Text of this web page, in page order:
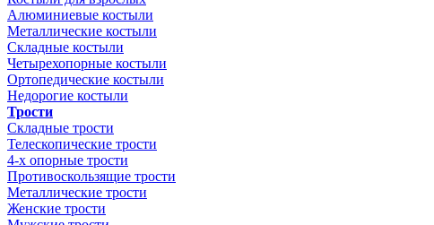
Алюминиевые костыли
Металлические костыли
Складные костыли
Четырехопорные костыли
Ортопедические костыли
Недорогие костыли
Трости
Складные трости
Телескопические трости
4-х опорные трости
Противоскользящие трости
Металлические трости
Женские трости